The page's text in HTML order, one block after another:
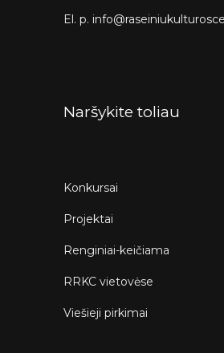
El. p.
Naršykite toliau
Konkursai
Projektai
Renginiai-keičiama
RRKC vietovėse
Viešieji pirkimai